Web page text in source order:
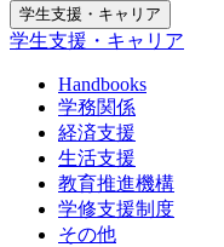
学生支援・キャリア
学生支援・キャリア
Handbooks
学務関係
経済支援
生活支援
教育推進機構
学修支援制度
その他